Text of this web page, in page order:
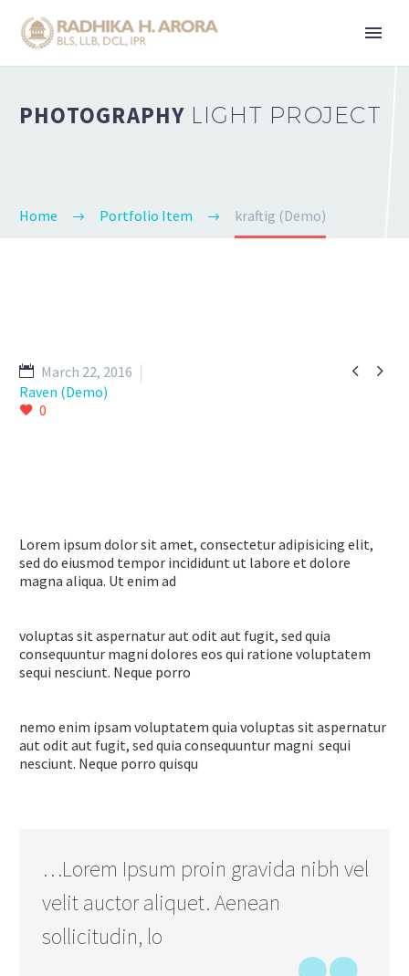
PHOTOGRAPHY LIGHT PROJECT
Home Portfolio Item kraftig (Demo)
 
March 22, 2016
Raven (Demo)
0
Lorem ipsum dolor sit amet, consectetur adipisicing elit,
sed do eiusmod tempor incididunt ut labore et dolore
magna aliqua. Ut enim ad
voluptas sit aspernatur aut odit aut fugit, sed quia
consequuntur magni dolores eos qui ratione voluptatem
sequi nesciunt. Neque porro
nemo enim ipsam voluptatem quia voluptas sit aspernatur
aut odit aut fugit, sed quia consequuntur magni sequi
nesciunt. Neque porro quisqu
…Lorem Ipsum proin gravida nibh vel
velit auctor aliquet. Aenean
sollicitudin, lo